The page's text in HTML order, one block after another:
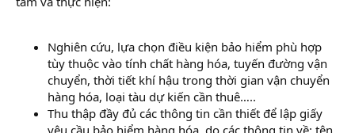
Nghiên cứu, lựa chọn điều kiện bảo hiểm phù hợp
tùy thuộc vào tính chất hàng hóa, tuyến đường vận
chuyển, thời tiết khí hậu trong thời gian vận chuyển
hàng hóa, loại tàu dự kiến cần thuê…..
Thu thập đầy đủ các thông tin cần thiết để lập giấy
yêu cầu bảo hiểm hàng hóa, do các thông tin về: tên